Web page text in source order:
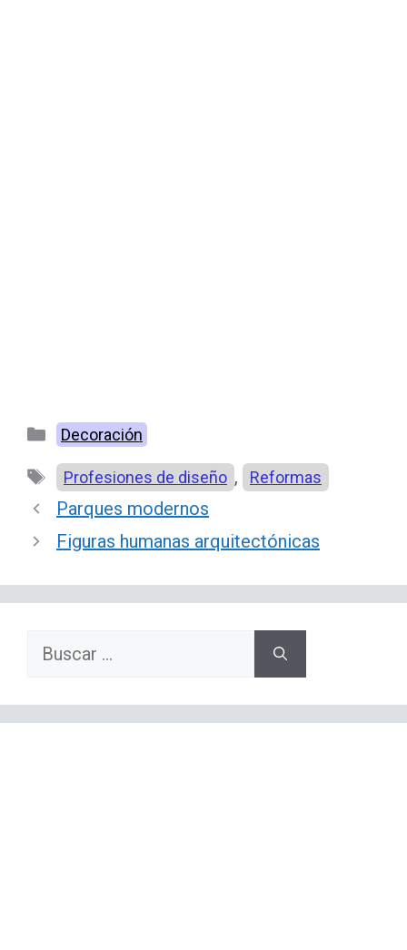
Categorías
Decoración
Etiquetas
Profesiones de diseño , Reformas
Parques modernos
Figuras humanas arquitectónicas
Buscar: